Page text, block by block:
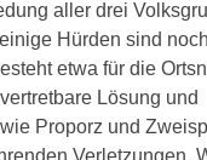
aller drei
Hürden sind
etwa für die
Lösung und
Proporz und
Verletzungen.